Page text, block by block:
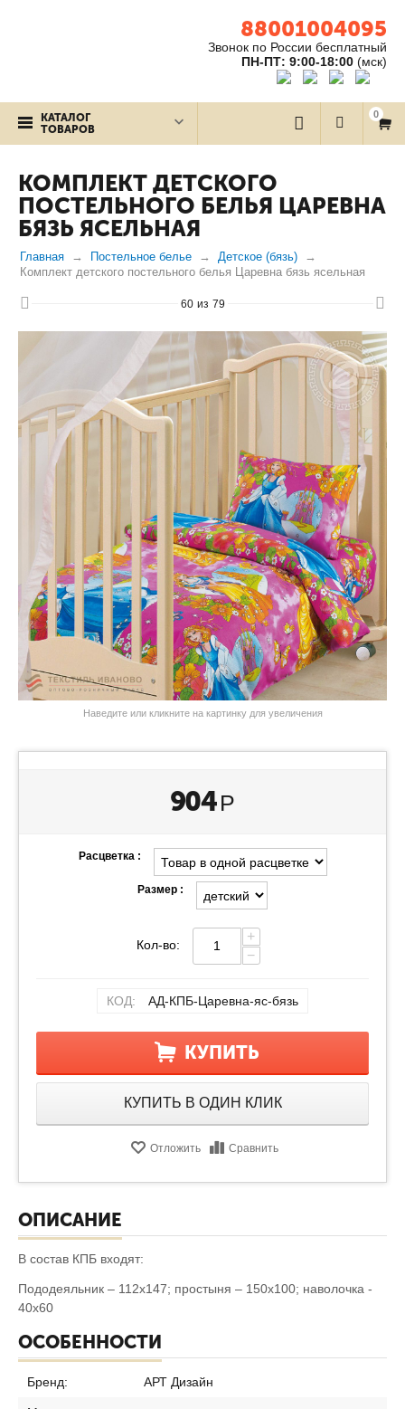
88001004095
Звонок по России бесплатный
ПН-ПТ: 9:00-18:00 (мск)
КАТАЛОГ
ТОВАРОВ
0
КОМПЛЕКТ ДЕТСКОГО
ПОСТЕЛЬНОГО БЕЛЬЯ ЦАРЕВНА
БЯЗЬ ЯСЕЛЬНАЯ
Главная Постельное белье
Детское (бязь)
Комплект детского постельного белья Царевна бязь ясельная
60 из 79
Наведите или кликните на картинку для увеличения
904 Р
Расцветка :
Размер :
Кол-во:
+
−
КОД: АД-КПБ-Царевна-яс-бязь
КУПИТЬ
КУПИТЬ В ОДИН КЛИК
Отложить Сравнить
ОПИСАНИЕ
В состав КПБ входят:
Пододеяльник – 112х147; простыня – 150х100; наволочка -
40х60
ОСОБЕННОСТИ
Бренд: АРТ Дизайн